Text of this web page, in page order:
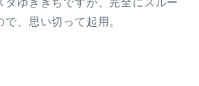
タゆききちですが、完全にスルー
、思い切って起用。